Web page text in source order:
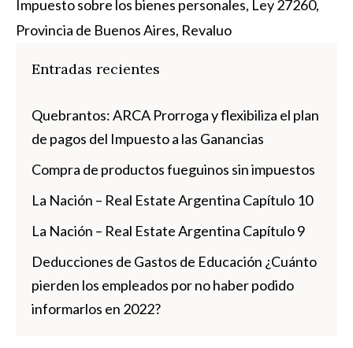
Impuesto sobre los bienes personales, Ley 27260,
Provincia de Buenos Aires, Revaluo
Entradas recientes
Quebrantos: ARCA Prorroga y flexibiliza el plan
de pagos del Impuesto a las Ganancias
Compra de productos fueguinos sin impuestos
La Nación – Real Estate Argentina Capítulo 10
La Nación – Real Estate Argentina Capítulo 9
Deducciones de Gastos de Educación ¿Cuánto
pierden los empleados por no haber podido
informarlos en 2022?